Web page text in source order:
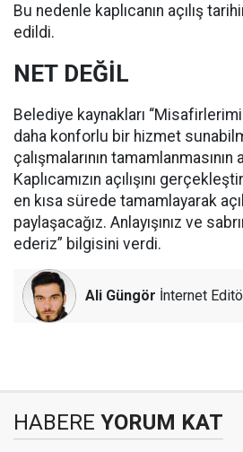
Bu nedenle kaplıcanın açılış
edildi.
NET DEĞİL
Belediye kaynakları
daha konforlu bir hizmet
çalışmalarının tamamlanmasının
Kaplıcamızın açılışını
en kısa sürede tamamlayarak
paylaşacağız. Anlayışınız ve
ederiz” bilgisini verdi.
Ali Güngör İnternet
HABERE YORUM KAT